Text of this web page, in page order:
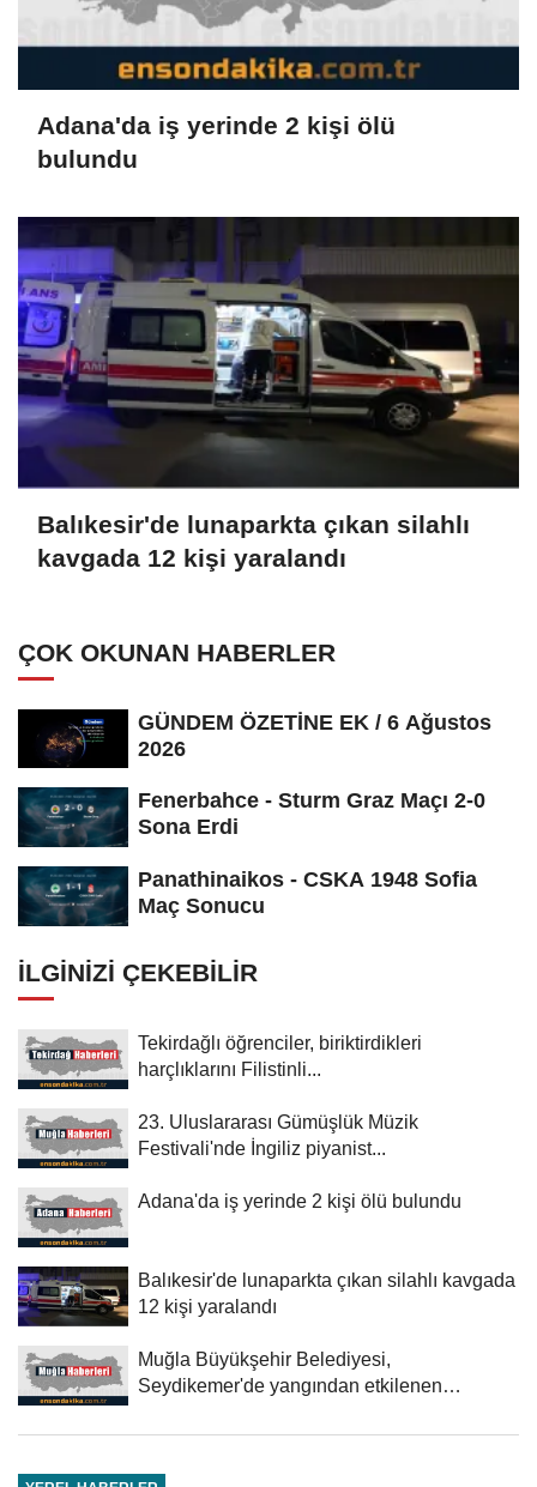
Adana'da iş yerinde 2 kişi ölü
bulundu
Balıkesir'de lunaparkta çıkan silahlı
kavgada 12 kişi yaralandı
ÇOK OKUNAN HABERLER
GÜNDEM ÖZETİNE EK / 6 Ağustos
2026
Fenerbahce - Sturm Graz Maçı 2-0
Sona Erdi
Panathinaikos - CSKA 1948 Sofia
Maç Sonucu
İLGINIZI ÇEKEBILIR
Tekirdağlı öğrenciler, biriktirdikleri
harçlıklarını Filistinli...
23. Uluslararası Gümüşlük Müzik
Festivali'nde İngiliz piyanist...
Adana'da iş yerinde 2 kişi ölü bulundu
Balıkesir'de lunaparkta çıkan silahlı kavgada
12 kişi yaralandı
Muğla Büyükşehir Belediyesi,
Seydikemer'de yangından etkilenen